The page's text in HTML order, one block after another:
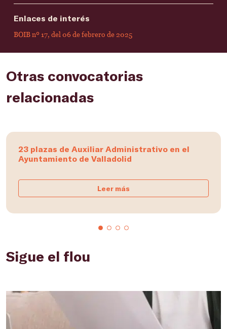
Enlaces de interés
BOIB nº 17, del 06 de febrero de 2025
Otras convocatorias
relacionadas
23 plazas de Auxiliar Administrativo en el
Ayuntamiento de Valladolid
Leer más
Sigue el flou